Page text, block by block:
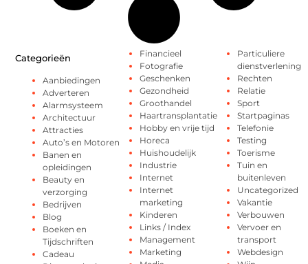
Categorieën
Aanbiedingen
Adverteren
Alarmsysteem
Architectuur
Attracties
Auto’s en Motoren
Banen en
opleidingen
Beauty en
verzorging
Bedrijven
Blog
Boeken en
Tijdschriften
Cadeau
Financieel
Fotografie
Geschenken
Gezondheid
Groothandel
Haartransplantatie
Hobby en vrije tijd
Horeca
Huishoudelijk
Industrie
Internet
Internet
marketing
Kinderen
Links / Index
Management
Marketing
Particuliere
dienstverlening
Rechten
Relatie
Sport
Startpaginas
Telefonie
Testing
Toerisme
Tuin en
buitenleven
Uncategorized
Vakantie
Verbouwen
Vervoer en
transport
Webdesign